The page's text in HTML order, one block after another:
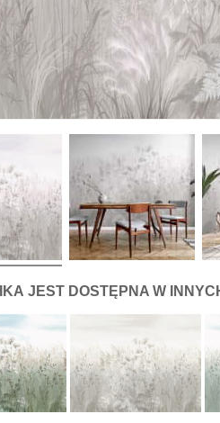
DLA FOTOTAPETY KWIATY
JEST DOSTĘPNA W